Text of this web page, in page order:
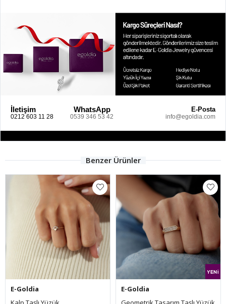
İletişim
0212 603 11 28
WhatsApp
0539 346 53 42
E-Posta
info@egoldia.com
Benzer Ürünler